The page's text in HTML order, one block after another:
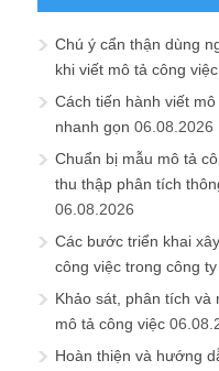
Chú ý cẩn thận dùng
khi viết mô tả công việc
Cách tiến hành viết
nhanh gọn 06.08.2026
Chuẩn bị mẫu mô tả
thu thập phân tích
06.08.2026
Các bước triển khai
công việc trong công ty
Khảo sát, phân tích và
mô tả công việc
Hoàn thiện và hướng